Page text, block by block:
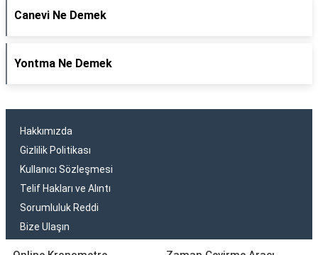
Canevi Ne Demek
Yontma Ne Demek
Hakkımızda
Gizlilik Politikası
Kullanıcı Sözleşmesi
Telif Hakları ve Alıntı
Sorumluluk Reddi
Bize Ulaşın